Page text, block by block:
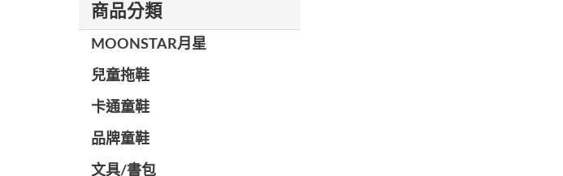
商品分類
MOONSTAR月星
兒童拖鞋
卡通童鞋
品牌童鞋
文具/書包